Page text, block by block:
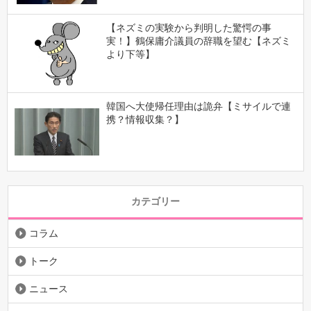
【ネズミの実験から判明した驚愕の事
実！】鶴保庸介議員の辞職を望む【ネズミ
より下等】
韓国へ大使帰任理由は詭弁【ミサイルで連
携？情報収集？】
カテゴリー
コラム
トーク
ニュース